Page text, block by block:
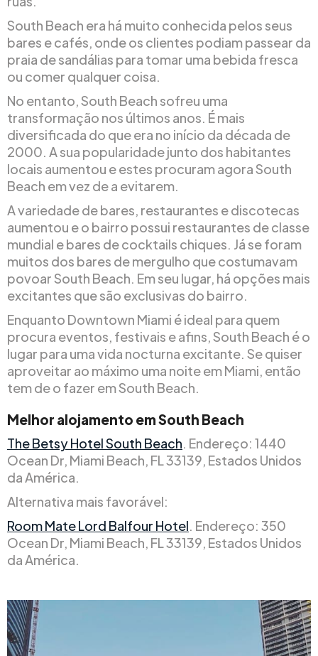
South Beach era há muito conhecida pelos seus
bares e cafés, onde os clientes podiam passear da
praia de sandálias para tomar uma bebida fresca
ou comer qualquer coisa.
No entanto, South Beach sofreu uma
transformação nos últimos anos. É mais
diversificada do que era no início da década de
2000. A sua popularidade junto dos habitantes
locais aumentou e estes procuram agora South
Beach em vez de a evitarem.
A variedade de bares, restaurantes e discotecas
aumentou e o bairro possui restaurantes de classe
mundial e bares de cocktails chiques. Já se foram
muitos dos bares de mergulho que costumavam
povoar South Beach. Em seu lugar, há opções mais
excitantes que são exclusivas do bairro.
Enquanto Downtown Miami é ideal para quem
procura eventos, festivais e afins, South Beach é o
lugar para uma vida nocturna excitante. Se quiser
aproveitar ao máximo uma noite em Miami, então
tem de o fazer em South Beach.
Melhor alojamento em South Beach
The Betsy Hotel South Beach. Endereço: 1440
Ocean Dr, Miami Beach, FL 33139, Estados Unidos
da América.
Alternativa mais favorável:
Room Mate Lord Balfour Hotel. Endereço: 350
Ocean Dr, Miami Beach, FL 33139, Estados Unidos
da América.